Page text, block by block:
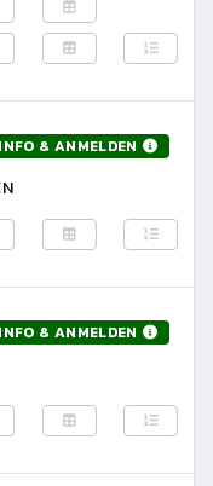
INFO & ANMELDEN
INFO & ANMELDEN